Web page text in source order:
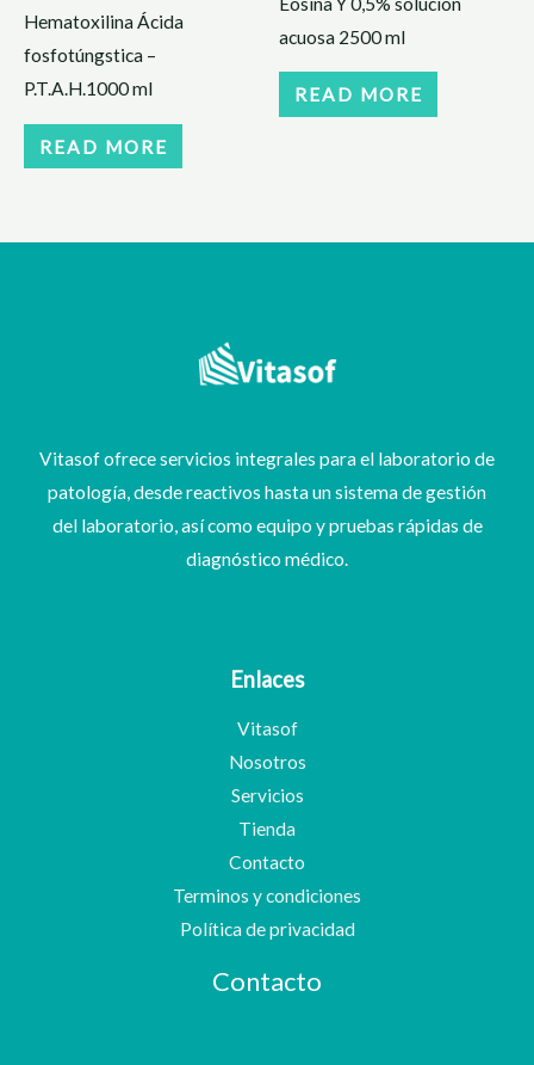
Hematoxilina Ácida
fosfotúngstica –
P.T.A.H.1000 ml
READ MORE
acuosa 2500 ml
READ MORE
Vitasof ofrece servicios integrales para el laboratorio de
patología, desde reactivos hasta un sistema de gestión
del laboratorio, así como equipo y pruebas rápidas de
diagnóstico médico.
Enlaces
Vitasof
Nosotros
Servicios
Tienda
Contacto
Terminos y condiciones
Política de privacidad
Contacto